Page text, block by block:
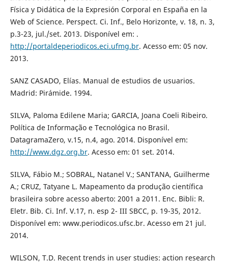
Física y Didática de la Expresión Corporal en España en la
Web of Science. Perspect. Ci. Inf., Belo Horizonte, v. 18, n. 3,
p.3-23, jul./set. 2013. Disponível em: .
http://portaldeperiodicos.eci.ufmg.br. Acesso em: 05 nov.
2013.
SANZ CASADO, Elías. Manual de estudios de usuarios.
Madrid: Pirámide. 1994.
SILVA, Paloma Edilene Maria; GARCIA, Joana Coeli Ribeiro.
Política de Informação e Tecnológica no Brasil.
DatagramaZero, v.15, n.4, ago. 2014. Disponível em:
http://www.dgz.org.br. Acesso em: 01 set. 2014.
SILVA, Fábio M.; SOBRAL, Natanel V.; SANTANA, Guilherme
A.; CRUZ, Tatyane L. Mapeamento da produção científica
brasileira sobre acesso aberto: 2001 a 2011. Enc. Bibli: R.
Eletr. Bib. Ci. Inf. V.17, n. esp 2- III SBCC, p. 19-35, 2012.
Disponível em: www.periodicos.ufsc.br. Acesso em 21 jul.
2014.
WILSON, T.D. Recent trends in user studies: action research